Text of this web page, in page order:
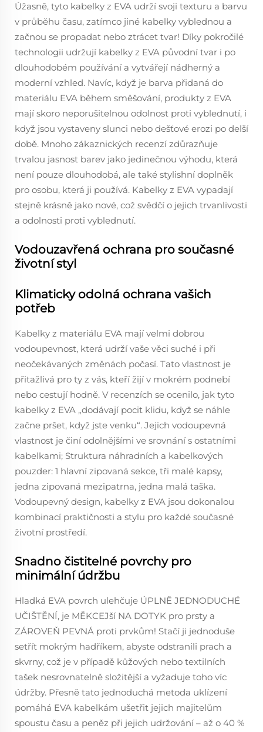
Úžasně, tyto kabelky z EVA udrží svoji texturu a barvu
v průběhu času, zatímco jiné kabelky vyblednou a
začnou se propadat nebo ztrácet tvar! Díky pokročilé
technologii udržují kabelky z EVA původní tvar i po
dlouhodobém používání a vytvářejí nádherný a
moderní vzhled. Navíc, když je barva přidaná do
materiálu EVA během směšování, produkty z EVA
mají skoro neporušitelnou odolnost proti vyblednutí, i
když jsou vystaveny slunci nebo dešťové erozi po delší
době. Mnoho zákaznických recenzí zdůrazňuje
trvalou jasnost barev jako jedinečnou výhodu, která
není pouze dlouhodobá, ale také stylishní doplněk
pro osobu, která ji používá. Kabelky z EVA vypadají
stejně krásně jako nové, což svědčí o jejich trvanlivosti
a odolnosti proti vyblednutí.
Vodouzavřená ochrana pro současné
životní styl
Klimaticky odolná ochrana vašich
potřeb
Kabelky z materiálu EVA mají velmi dobrou
vodoupevnost, která udrží vaše věci suché i při
neočekávaných změnách počasí. Tato vlastnost je
přitažlivá pro ty z vás, kteří žijí v mokrém podnebí
nebo cestují hodně. V recenzích se ocenilo, jak tyto
kabelky z EVA „dodávají pocit klidu, když se náhle
začne pršet, když jste venku“. Jejich vodoupevná
vlastnost je činí odolnějšími ve srovnání s ostatními
kabelkami; Struktura náhradních a kabelkových
pouzder: 1 hlavní zipovaná sekce, tři malé kapsy,
jedna zipovaná mezipatrna, jedna malá taška.
Vodoupevný design, kabelky z EVA jsou dokonalou
kombinací praktičnosti a stylu pro každé současné
životní prostředí.
Snadno čistitelné povrchy pro
minimální údržbu
Hladká EVA povrch ulehčuje ÚPLNĚ JEDNODUCHÉ
UČIŠTĚNÍ, je MĚKCEJší NA DOTYK pro prsty a
ZÁROVEŇ PEVNÁ proti prvkům! Stačí ji jednoduše
setřít mokrým hadříkem, abyste odstranili prach a
skvrny, což je v případě kůžových nebo textilních
tašek nesrovnatelně složitější a vyžaduje toho víc
údržby. Přesně tato jednoduchá metoda uklízení
pomáhá EVA kabelkám ušetřit jejich majitelům
spoustu času a peněz při jejich udržování – až o 40 %